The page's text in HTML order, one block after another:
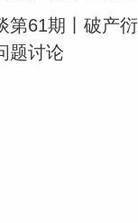
第61期丨破产
题讨论